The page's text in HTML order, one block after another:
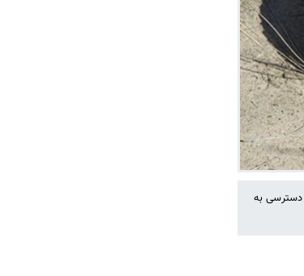
امکان دسترسی به